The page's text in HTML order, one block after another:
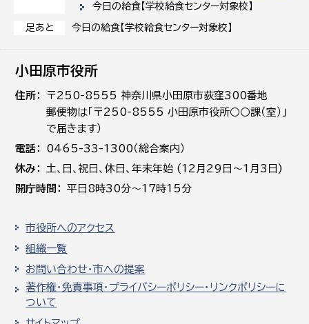
今日の給食【学校給食センター対象校】
足あと 今日の給食【学校給食センター対象校】
小田原市役所
住所
〒250-8555 神奈川県小田原市荻窪300番地
郵便物は「〒250-8555 小田原市役所○○課（室）」
で届きます）
電話
0465-33-1300（総合案内）
休み
土､日､祝日、休日、年末年始 (12月29日～1月3日)
開庁時間
平日8時30分～17時15分
市役所へのアクセス
組織一覧
お問い合わせ・市への提案
著作権・免責事項・プライバシーポリシー・リンクポリシーに
ついて